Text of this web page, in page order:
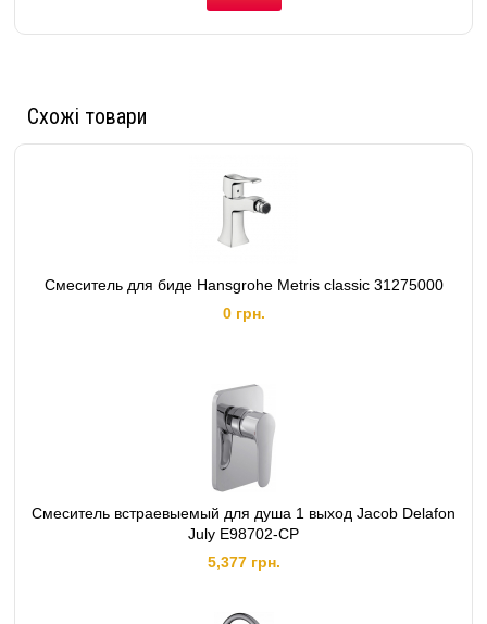
Схожі товари
Смеситель для биде Hansgrohe Metris classic 31275000
0 грн.
Смеситель встраевыемый для душа 1 выход Jacob Delafon
July E98702-CP
5,377 грн.